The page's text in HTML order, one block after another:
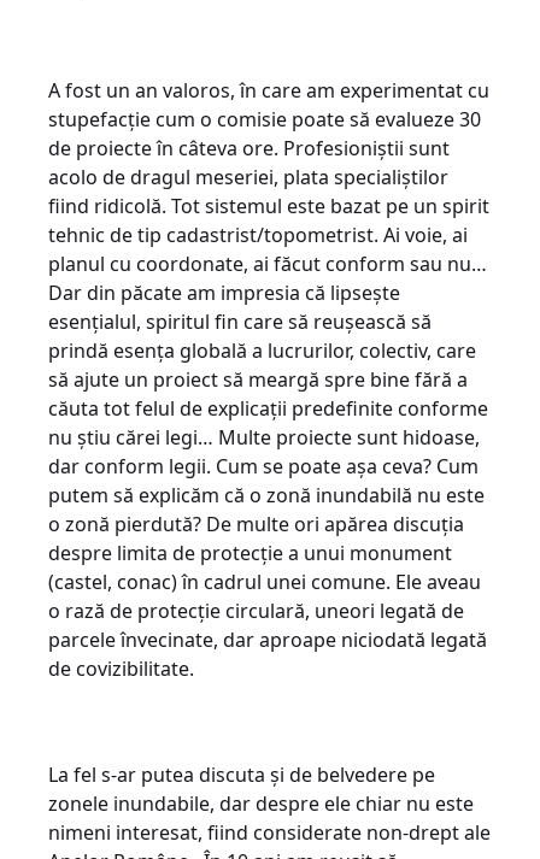
A fost un an valoros, în care am experimentat cu
stupefacție cum o comisie poate să evalueze 30
de proiecte în câteva ore. Profesioniștii sunt
acolo de dragul meseriei, plata specialiștilor
fiind ridicolă. Tot sistemul este bazat pe un spirit
tehnic de tip cadastrist/topometrist. Ai voie, ai
planul cu coordonate, ai făcut conform sau nu…
Dar din păcate am impresia că lipsește
esențialul, spiritul fin care să reușească să
prindă esența globală a lucrurilor, colectiv, care
să ajute un proiect să meargă spre bine fără a
căuta tot felul de explicații predefinite conforme
nu știu cărei legi… Multe proiecte sunt hidoase,
dar conform legii. Cum se poate așa ceva? Cum
putem să explicăm că o zonă inundabilă nu este
o zonă pierdută? De multe ori apărea discuția
despre limita de protecție a unui monument
(castel, conac) în cadrul unei comune. Ele aveau
o rază de protecție circulară, uneori legată de
parcele învecinate, dar aproape niciodată legată
de covizibilitate.
La fel s-ar putea discuta și de belvedere pe
zonele inundabile, dar despre ele chiar nu este
nimeni interesat, fiind considerate non-drept ale